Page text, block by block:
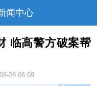
闻中心
临高警方破案帮
28 06:09